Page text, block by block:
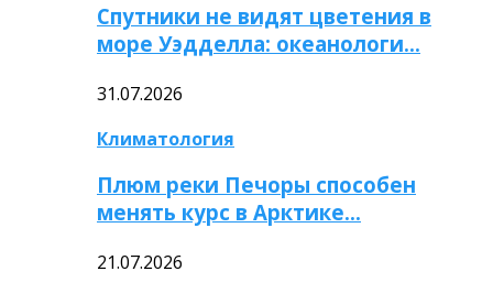
Спутники не видят цветения в
море Уэдделла: океанологи…
31.07.2026
Климатология
Плюм реки Печоры способен
менять курс в Арктике…
21.07.2026